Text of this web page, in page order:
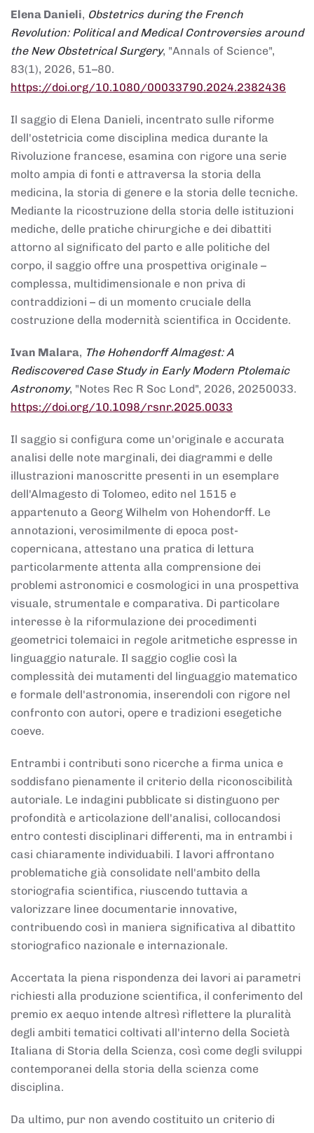
Elena Danieli, Obstetrics during the French
Revolution: Political and Medical Controversies around
the New Obstetrical Surgery, "Annals of Science",
83(1), 2026, 51–80.
https://doi.org/10.1080/00033790.2024.2382436
Il saggio di Elena Danieli, incentrato sulle riforme
dell'ostetricia come disciplina medica durante la
Rivoluzione francese, esamina con rigore una serie
molto ampia di fonti e attraversa la storia della
medicina, la storia di genere e la storia delle tecniche.
Mediante la ricostruzione della storia delle istituzioni
mediche, delle pratiche chirurgiche e dei dibattiti
attorno al significato del parto e alle politiche del
corpo, il saggio offre una prospettiva originale –
complessa, multidimensionale e non priva di
contraddizioni – di un momento cruciale della
costruzione della modernità scientifica in Occidente.
Ivan Malara, The Hohendorff Almagest: A
Rediscovered Case Study in Early Modern Ptolemaic
Astronomy, "Notes Rec R Soc Lond", 2026, 20250033.
https://doi.org/10.1098/rsnr.2025.0033
Il saggio si configura come un'originale e accurata
analisi delle note marginali, dei diagrammi e delle
illustrazioni manoscritte presenti in un esemplare
dell'Almagesto di Tolomeo, edito nel 1515 e
appartenuto a Georg Wilhelm von Hohendorff. Le
annotazioni, verosimilmente di epoca post-
copernicana, attestano una pratica di lettura
particolarmente attenta alla comprensione dei
problemi astronomici e cosmologici in una prospettiva
visuale, strumentale e comparativa. Di particolare
interesse è la riformulazione dei procedimenti
geometrici tolemaici in regole aritmetiche espresse in
linguaggio naturale. Il saggio coglie così la
complessità dei mutamenti del linguaggio matematico
e formale dell'astronomia, inserendoli con rigore nel
confronto con autori, opere e tradizioni esegetiche
coeve.
Entrambi i contributi sono ricerche a firma unica e
soddisfano pienamente il criterio della riconoscibilità
autoriale. Le indagini pubblicate si distinguono per
profondità e articolazione dell'analisi, collocandosi
entro contesti disciplinari differenti, ma in entrambi i
casi chiaramente individuabili. I lavori affrontano
problematiche già consolidate nell'ambito della
storiografia scientifica, riuscendo tuttavia a
valorizzare linee documentarie innovative,
contribuendo così in maniera significativa al dibattito
storiografico nazionale e internazionale.
Accertata la piena rispondenza dei lavori ai parametri
richiesti alla produzione scientifica, il conferimento del
premio ex aequo intende altresì riflettere la pluralità
degli ambiti tematici coltivati all'interno della Società
Italiana di Storia della Scienza, così come degli sviluppi
contemporanei della storia della scienza come
disciplina.
Da ultimo, pur non avendo costituito un criterio di